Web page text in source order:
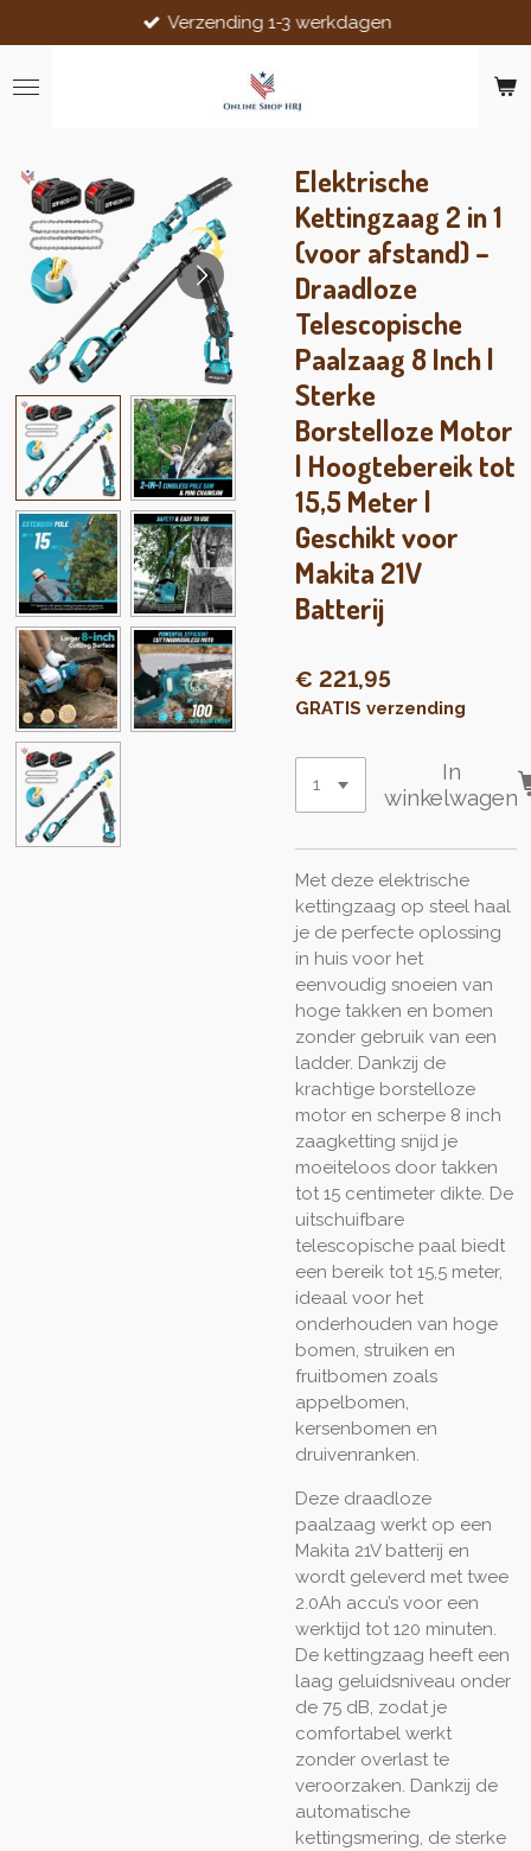
direct
naar
de
Verzending 1-3 werkdagen
Elektrische
Kettingzaag 2 in 1
(voor afstand) –
Draadloze
Telescopische
Paalzaag 8 Inch |
Sterke
Borstelloze Motor
| Hoogtebereik tot
15,5 Meter |
Geschikt voor
Makita 21V
Batterij
€ 221,95
GRATIS verzending
In
winkelwagen
Met deze elektrische
kettingzaag op steel haal
je de perfecte oplossing
in huis voor het
eenvoudig snoeien van
hoge takken en bomen
zonder gebruik van een
ladder. Dankzij de
krachtige borstelloze
motor en scherpe 8 inch
zaagketting snijd je
moeiteloos door takken
tot 15 centimeter dikte. De
uitschuifbare
telescopische paal biedt
een bereik tot 15,5 meter,
ideaal voor het
onderhouden van hoge
bomen, struiken en
fruitbomen zoals
appelbomen,
kersenbomen en
druivenranken.
Deze draadloze
paalzaag werkt op een
Makita 21V batterij en
wordt geleverd met twee
2.0Ah accu’s voor een
werktijd tot 120 minuten.
De kettingzaag heeft een
laag geluidsniveau onder
de 75 dB, zodat je
comfortabel werkt
zonder overlast te
veroorzaken. Dankzij de
automatische
kettingsmering, de sterke